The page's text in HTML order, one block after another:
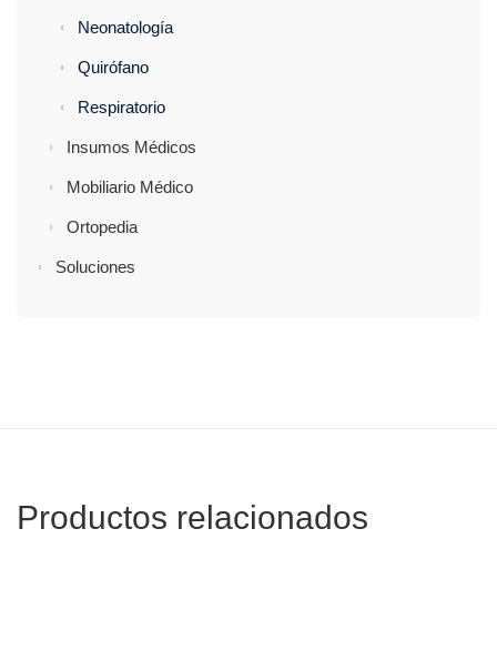
Neonatología
Quirófano
Respiratorio
Insumos Médicos
Mobiliario Médico
Ortopedia
Soluciones
Productos relacionados